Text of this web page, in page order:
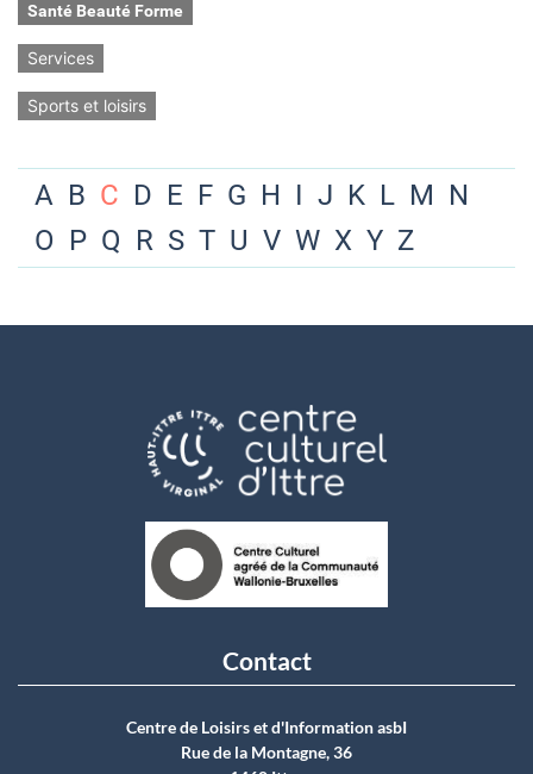
Santé Beauté Forme
Services
Sports et loisirs
A B C D E F G H I J K L M N
O P Q R S T U V W X Y Z
Contact
Centre de Loisirs et d'Information asbI
Rue de la Montagne, 36